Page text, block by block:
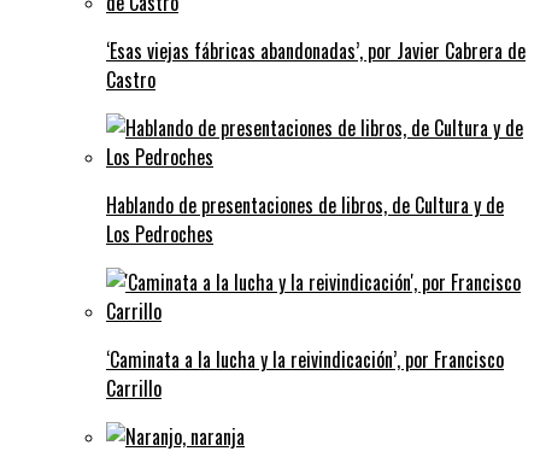
‘Esas viejas fábricas abandonadas’, por Javier Cabrera de
Castro
Hablando de presentaciones de libros, de Cultura y de
Los Pedroches
‘Caminata a la lucha y la reivindicación’, por Francisco
Carrillo